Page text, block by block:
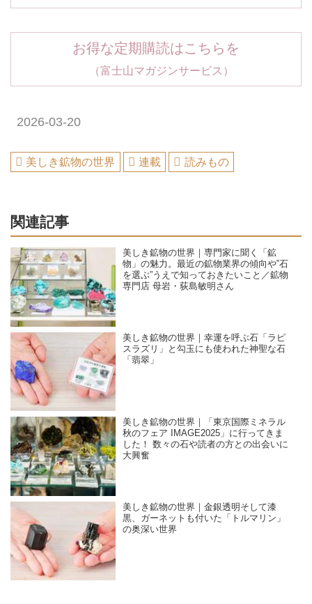
お得な定期購読はこちらを
（富士山マガジンサービス）
2026-03-20
美しき鉱物の世界 連載 読みもの
関連記事
美しき鉱物の世界｜専門家に聞く「鉱
物」の魅力。最近の鉱物業界の傾向や‟石
を選ぶ”うえで知っておきたいこと／鉱物
専門店 母岩・荻島敏明さん
美しき鉱物の世界｜幸運を呼ぶ石「ラピ
スラズリ」と勾玉にも使われた神聖な石
「翡翠」
美しき鉱物の世界｜「東京国際ミネラル
秋のフェア IMAGE2025」に行ってきま
した！ 数々の石や読者の方との出会いに
大興奮
美しき鉱物の世界｜金銀透明そして漆
黒、ガーネットも付いた「トルマリン」
の奥深い世界